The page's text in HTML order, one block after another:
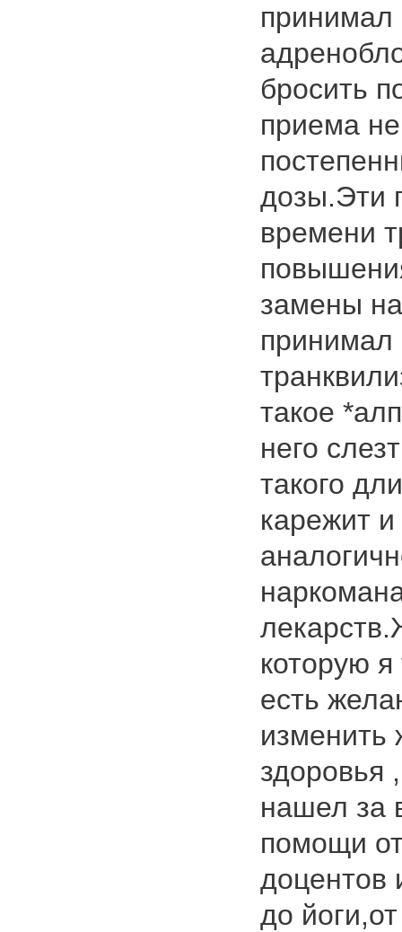
принимал
бросить
приема
дозы.Эти
времени
замены
принимал
такое
него
такого
карежит
которую
есть
изменить
здоровья
нашел за
помощи
доцентов
до